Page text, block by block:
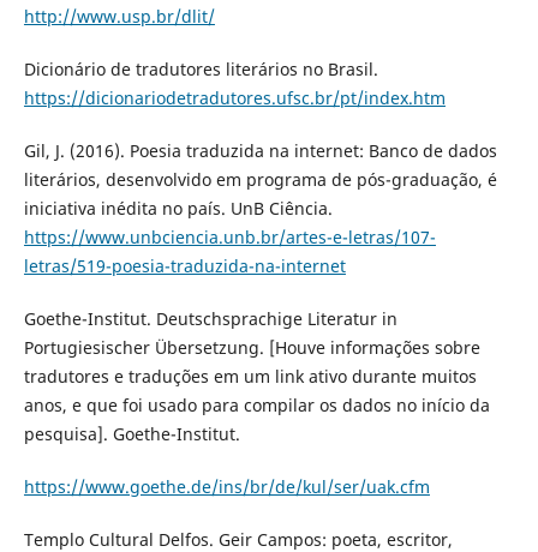
http://www.usp.br/dlit/
Dicionário de tradutores literários no Brasil.
https://dicionariodetradutores.ufsc.br/pt/index.htm
Gil, J. (2016). Poesia traduzida na internet: Banco de dados
literários, desenvolvido em programa de pós-graduação, é
iniciativa inédita no país. UnB Ciência.
https://www.unbciencia.unb.br/artes-e-letras/107-
letras/519-poesia-traduzida-na-internet
Goethe-Institut. Deutschsprachige Literatur in
Portugiesischer Übersetzung. [Houve informações sobre
tradutores e traduções em um link ativo durante muitos
anos, e que foi usado para compilar os dados no início da
pesquisa]. Goethe-Institut.
https://www.goethe.de/ins/br/de/kul/ser/uak.cfm
Templo Cultural Delfos. Geir Campos: poeta, escritor,